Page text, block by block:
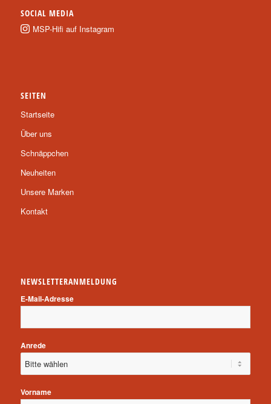
SOCIAL MEDIA
MSP-Hifi auf Instagram
SEITEN
Startseite
Über uns
Schnäppchen
Neuheiten
Unsere Marken
Kontakt
NEWSLETTERANMELDUNG
E-Mail-Adresse
Anrede
Vorname